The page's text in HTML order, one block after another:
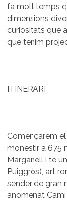
fa molt temps
dimensions
curiositats que
que tenim
ITINERARI
Començarem
monestir a 675
Marganell i te
Puiggròs), art
sender de gran
anomenat Camí